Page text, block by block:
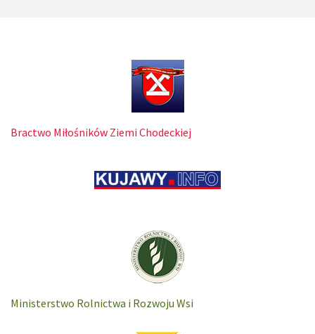
Bractwo Miłośników Ziemi Chodeckiej
Ministerstwo Rolnictwa i Rozwoju Wsi